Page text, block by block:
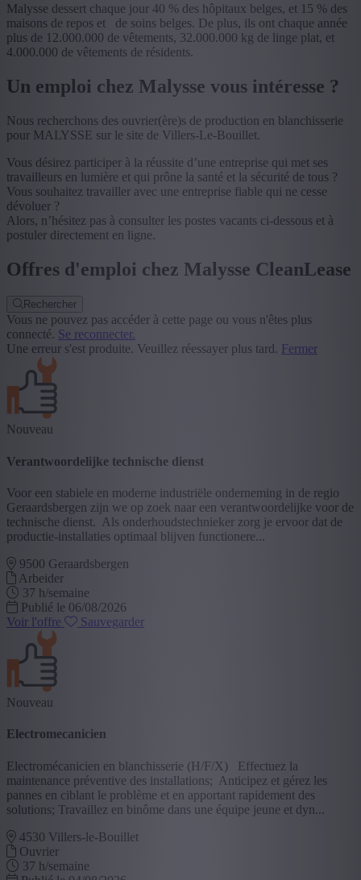
Malysse dessert chaque jour 40 % des hôpitaux belges, et 15 % des
maisons de repos et de soins belges. De plus, ils ont chaque année
plus de 12.000.000 de vêtements, 32.000.000 kg de linge plat, et
4.000.000 de vêtements de résidents.
Un emploi chez Malysse vous intéresse ?
Nous recherchons des ouvrier(ère)s de production en blanchisserie
pour MALYSSE sur le site de Villers-Le-Bouillet.
Vous désirez participer à la réussite d’une entreprise qui met ses
travailleurs en lumière et qui prône la santé et la sécurité de tous ?
Vous souhaitez travailler avec une entreprise fiable qui ne cesse
dévoluer ?
Alors, n’hésitez pas à consulter les postes vacants ci-dessous et à
postuler directement en ligne.
Offres d'emploi chez Malysse CleanLease
Rechercher
Vous ne pouvez pas accéder à cette page ou vous n'êtes plus
connecté. Se reconnecter.
Une erreur s'est produite. Veuillez réessayer plus tard. Fermer
Nouveau
Verantwoordelijke technische dienst
Voor een stabiele en moderne industriële onderneming in de regio
Geraardsbergen zijn we op zoek naar een verantwoordelijke voor de
technische dienst. Als onderhoudstechnieker zorg je ervoor dat de
productie-installaties optimaal blijven functionere...
9500 Geraardsbergen
Arbeider
37 h/semaine
Publié le 06/08/2026
Voir l'offre
Sauvegarder
Nouveau
Electromecanicien
Electromécanicien en blanchisserie (H/F/X) Effectuez la
maintenance préventive des installations; Anticipez et gérez les
pannes en ciblant le problème et en apportant rapidement des
solutions; Travaillez en binôme dans une équipe jeune et dyn...
4530 Villers-le-Bouillet
Ouvrier
37 h/semaine